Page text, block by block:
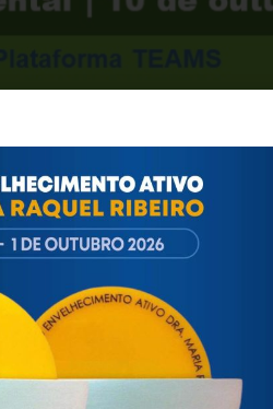
se encontra a desenvolver com
de lançar a discussão
à sua inscrição até9 de